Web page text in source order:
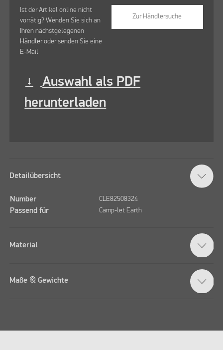
Ist der Artikel online nicht
vorrätig? Wenden Sie sich an
Ihren nächstgelegenen
Händleroder senden Sie eine
E-Mail
Zur Händlersuche
vertical_align_bottom
Auswahl als PDF
herunterladen
Detailübersicht
Number CLE82508324
Passend für Camp-let Earth
Material
Maße & Gewichte